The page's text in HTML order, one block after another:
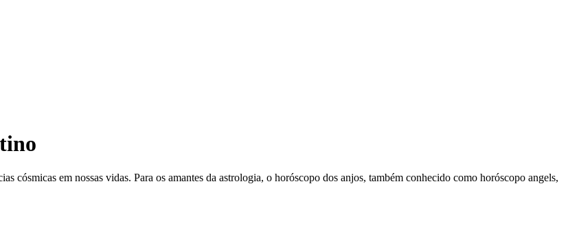
cósmicas em nossas vidas. Para os amantes da astrologia, o horóscopo dos anjos, também conhecido como horóscopo angels,